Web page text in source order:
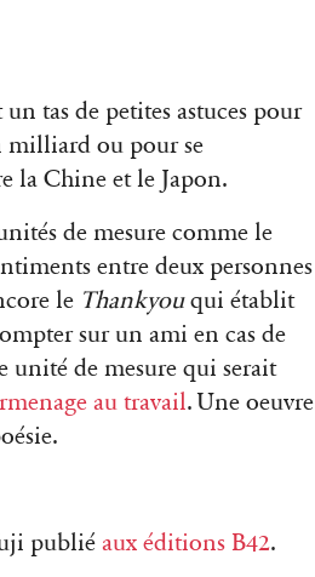
tas de petites astuces pour
milliard ou pour se
la Chine et le Japon.
de mesure comme le
entre deux personnes
le Thankyouqui établit
sur un ami en cas de
unité de mesure qui serait
au travail. Une oeuvre
publié aux éditions B42.